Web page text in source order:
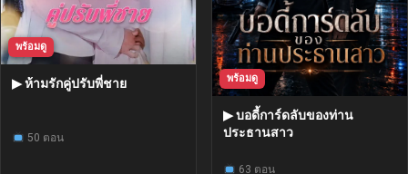
พร้อมดู
▶ ห้ามรักคู่ปรับพี่ชาย
50 ตอน
พร้อมดู
▶ บอดี้การ์ดลับของท่าน
ประธานสาว
63 ตอน